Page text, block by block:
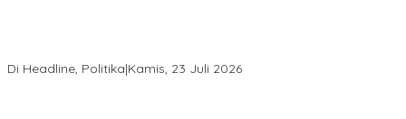
Di Headline, Politika|Kamis, 23 Juli 2026